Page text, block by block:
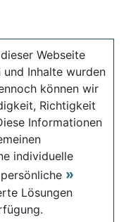
Webseite
Inhalte wurden
können wir
Richtigkeit
Informationen
individuelle
Lösungen